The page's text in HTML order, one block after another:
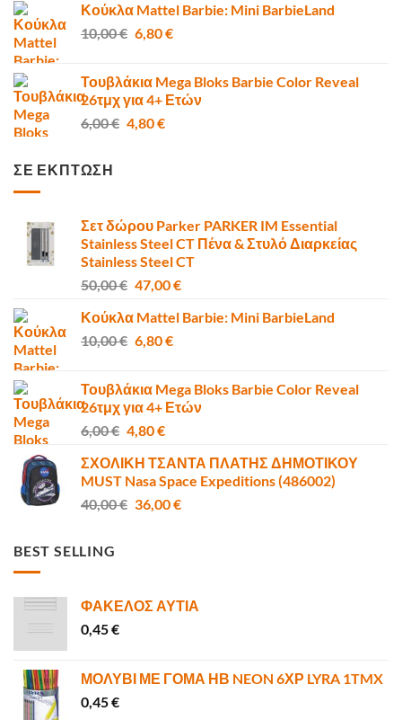
Κούκλα Mattel Barbie: Mini BarbieLand
10,00€ Original
10,00 €.
6,80€Η
είναι:
6,80 €.
Τουβλάκια Mega Bloks Barbie Color Reveal
26τμχ για 4+ Ετών
6,00€ Original
4,80€Η
ΣΕ ΕΚΠΤΩΣΗ
Σετ δώρου Parker PARKER IM Essential
Stainless Steel CT Πένα & Στυλό Διαρκείας
Stainless Steel CT
50,00€ Original
was:
50,00 €.
47,00€Η
τιμή
Κούκλα Mattel Barbie: Mini BarbieLand
10,00€ Original
10,00 €.
6,80€Η
είναι:
6,80 €.
Τουβλάκια Mega Bloks Barbie Color Reveal
26τμχ για 4+ Ετών
6,00€ Original
was:
6,00 €.
4,80€Η
τιμή
είναι:
4,80 €.
ΣΧΟΛΙΚΗ ΤΣΑΝΤΑ ΠΛΑΤΗΣ ΔΗΜΟΤΙΚΟΥ
MUST Nasa Space Expeditions (486002)
40,00€ Original
36,00€Η
BEST SELLING
ΦΑΚΕΛΟΣ ΑΥΤΙΑ
0,45€
ΜΟΛΥΒΙ ΜΕ ΓΟΜΑ ΗΒ NEON 6ΧΡ LYRA 1TMX
0,45€